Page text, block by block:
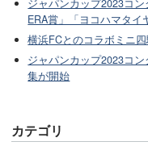
ジャパンカップ2023コ
ERA賞」「ヨコハマタイ
横浜FCとのコラボミニ
ジャパンカップ2023コ
集が開始
カテゴリ